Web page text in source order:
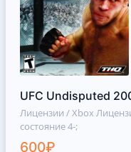
UFC Undisputed
Лицензии / Xbox
состояние 4-;
600₽